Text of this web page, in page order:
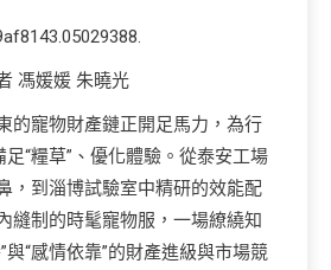
馮媛媛 朱曉光
的寵物財產鏈正開足馬力，為行
足“糧草”、優化體驗。從泰安工場
，到淄博試驗室中精研的效能配
縫制的時髦寵物服，一場繚繞知
與“感情依靠”的財產進級與市場競